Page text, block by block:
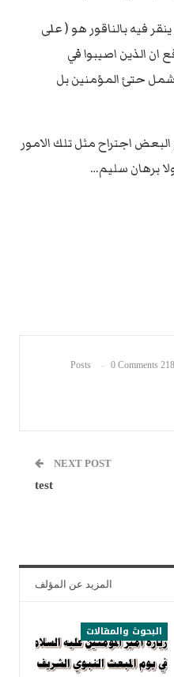
فيه بالناقور هو ( على
ان الذين اصيبوا في
شمل حتئ المؤمنين بل
اجتراح مثل تلك الامور
ولا برهان سليم…
2180
0 Comments
NEXT POST
test
المزيد عن المؤلف
البحوث والمقالات